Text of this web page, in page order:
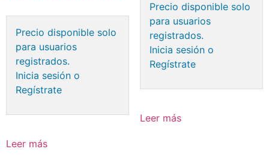
Precio disponible solo
para usuarios
registrados.
Inicia sesión o
Regístrate
Leer más
Precio disponible solo
para usuarios
registrados.
Inicia sesión o
Regístrate
Leer más